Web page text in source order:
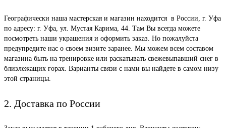
Географически наша мастерская и магазин находится в России, г. Уфа
по адресу: г. Уфа, ул. Мустая Карима, 44. Там Вы всегда можете
посмотреть наши украшения и оформить заказ. Но пожалуйста
предупредите нас о своем визите заранее. Мы можем всем составом
магазина быть на тренировке или раскатывать свежевыпавший снег в
близлежащих горах. Варианты связи с нами вы найдете в самом низу
этой страницы.
2. Доставка по России